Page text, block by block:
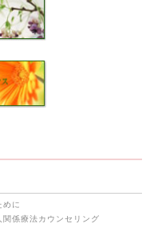
めに
係療法カウンセリング